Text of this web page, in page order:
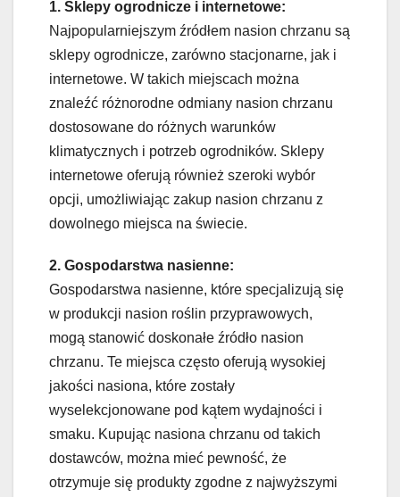
1. Sklepy ogrodnicze i internetowe:
Najpopularniejszym źródłem nasion chrzanu są
sklepy ogrodnicze, zarówno stacjonarne, jak i
internetowe. W takich miejscach można
znaleźć różnorodne odmiany nasion chrzanu
dostosowane do różnych warunków
klimatycznych i potrzeb ogrodników. Sklepy
internetowe oferują również szeroki wybór
opcji, umożliwiając zakup nasion chrzanu z
dowolnego miejsca na świecie.
2. Gospodarstwa nasienne:
Gospodarstwa nasienne, które specjalizują się
w produkcji nasion roślin przyprawowych,
mogą stanowić doskonałe źródło nasion
chrzanu. Te miejsca często oferują wysokiej
jakości nasiona, które zostały
wyselekcjonowane pod kątem wydajności i
smaku. Kupując nasiona chrzanu od takich
dostawców, można mieć pewność, że
otrzymuje się produkty zgodne z najwyższymi